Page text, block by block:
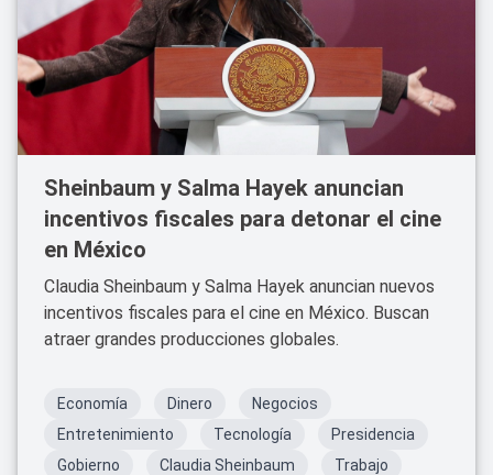
Sheinbaum y Salma Hayek anuncian
incentivos fiscales para detonar el cine
en México
Claudia Sheinbaum y Salma Hayek anuncian nuevos
incentivos fiscales para el cine en México. Buscan
atraer grandes producciones globales.
Economía Dinero
Negocios
Entretenimiento
Tecnología
Presidencia
Gobierno
Claudia Sheinbaum
Trabajo